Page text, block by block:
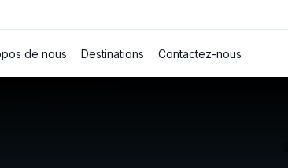
de nous Destinations Contactez-nous